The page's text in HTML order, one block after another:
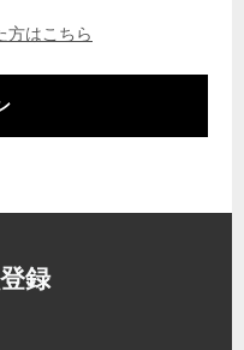
方はこちら
録